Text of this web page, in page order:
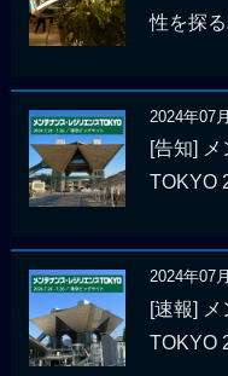
性を探
2024年07
[告知]
TOKYO
2024年07
[速報]
TOKYO